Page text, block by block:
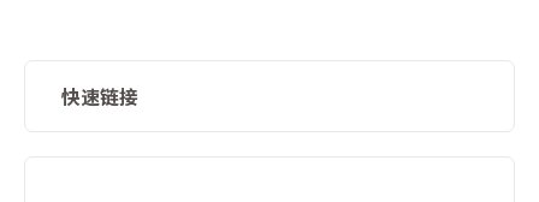
快速链接